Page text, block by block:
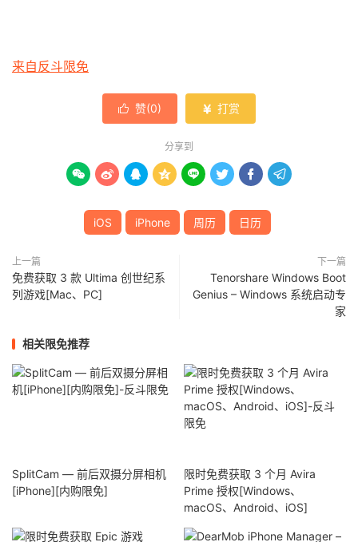
来自反斗限免
 赞(0)  打赏
分享到
       
iOS iPhone 周历 日历
上一篇
免费获取 3 款 Ultima 创世纪系
列游戏[Mac、PC]
下一篇
Tenorshare Windows Boot
Genius – Windows 系统启动专
家
相关限免推荐
SplitCam — 前后双摄分屏相机
[iPhone][内购限免]
限时免费获取 3 个月 Avira
Prime 授权[Windows、
macOS、Android、iOS]